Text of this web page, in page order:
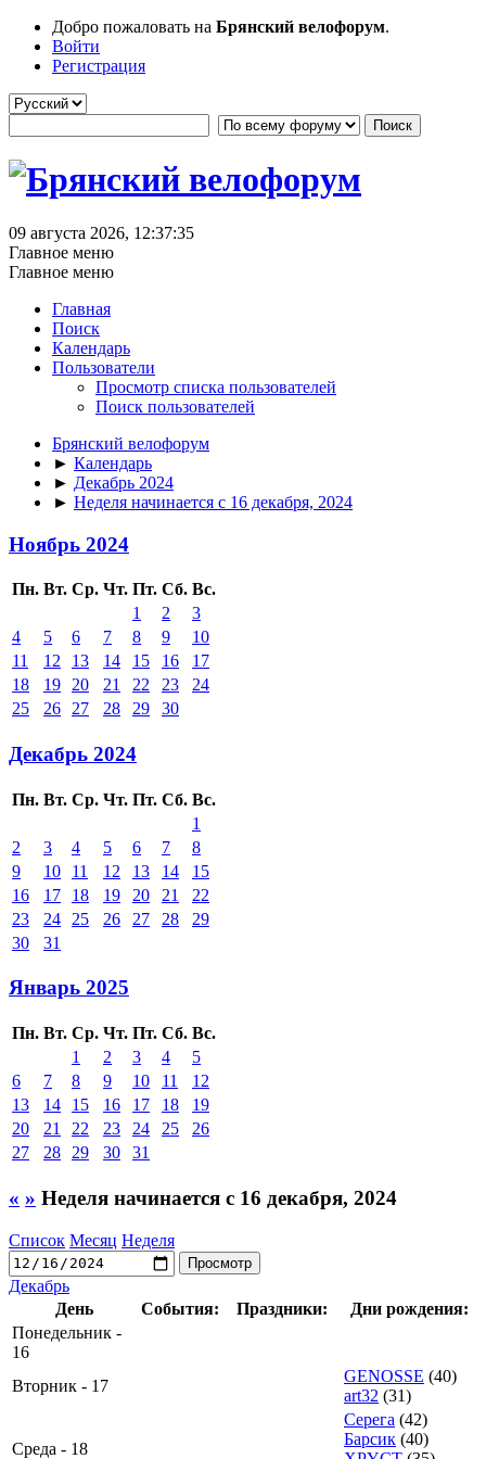
Добро пожаловать на Брянский велофорум.
Войти
Регистрация
09 августа 2026, 12:37:35
Главное меню
Главное меню
Главная
Поиск
Календарь
Пользователи
Просмотр списка пользователей
Поиск пользователей
Брянский велофорум
► Календарь
► Декабрь 2024
► Неделя начинается с 16 декабря, 2024
Ноябрь 2024
Пн. Вт. Ср. Чт. Пт. Сб. Вс.
1
2
3
4
5 6 7 8 9
10
11
12 13 14 15 16
17
18
19 20 21 22 23
24
25
26 27 28 29 30
Декабрь 2024
Пн. Вт. Ср. Чт. Пт. Сб. Вс.
1
2
3 4 5 6 7
8
9
10 11 12 13 14
15
16
17 18 19 20 21
22
23
24 25 26 27 28
29
30
31
Январь 2025
Пн. Вт. Ср. Чт. Пт. Сб. Вс.
1
2 3 4
5
6
7 8 9 10 11
12
13
14 15 16 17 18
19
20
21 22 23 24 25
26
27
28 29 30 31
« » Неделя начинается с 16 декабря, 2024
Список Месяц Неделя
Декабрь
День
События: Праздники:
Дни рождения:
Понедельник -
16
Вторник - 17
GENOSSE (40)
art32 (31)
Среда - 18
Серега (42)
Барсик (40)